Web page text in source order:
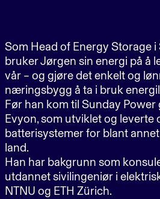
Som Head of Energy Storage
bruker Jørgen sin energi på å
vår – og gjøre det enkelt og
næringsbygg å ta i bruk
Før han kom til Sunday
Evyon, som utviklet og leverte
batterisystemer for blant
land.
Han har bakgrunn som
utdannet sivilingeniør i
NTNU og ETH Zürich.